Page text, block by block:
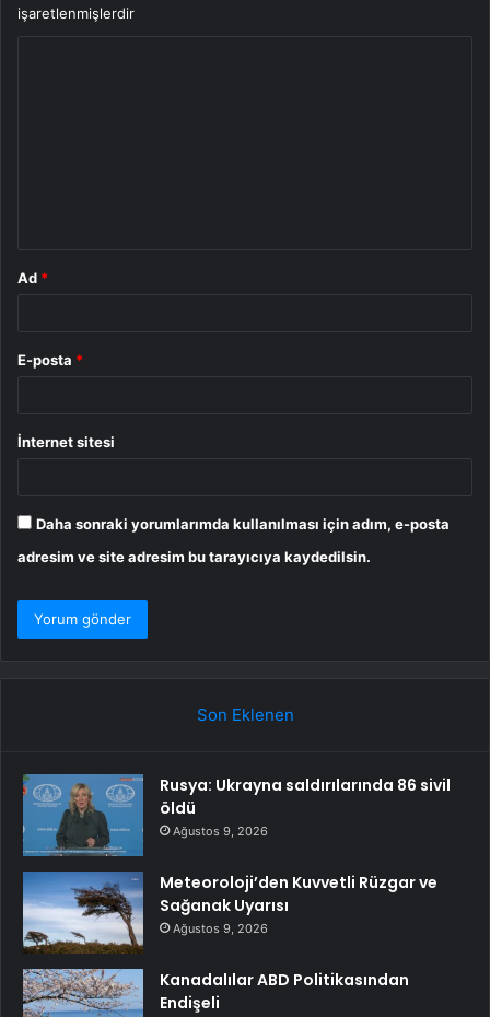
işaretlenmişlerdir
Ad *
E-posta *
İnternet sitesi
Daha sonraki yorumlarımda kullanılması için adım, e-posta
adresim ve site adresim bu tarayıcıya kaydedilsin.
Son Eklenen
Rusya: Ukrayna saldırılarında 86 sivil
öldü
Ağustos 9, 2026
Meteoroloji’den Kuvvetli Rüzgar ve
Sağanak Uyarısı
Ağustos 9, 2026
Kanadalılar ABD Politikasından
Endişeli